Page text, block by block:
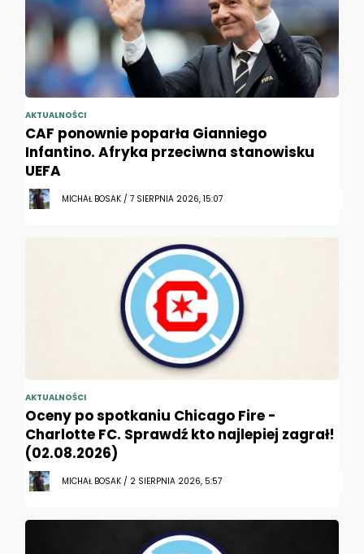
AKTUALNOŚCI
CAF ponownie poparła Gianniego
Infantino. Afryka przeciwna stanowisku
UEFA
MICHAŁ BOSAK / 7 SIERPNIA 2026, 15:07
AKTUALNOŚCI
Oceny po spotkaniu Chicago Fire -
Charlotte FC. Sprawdź kto najlepiej zagrał!
(02.08.2026)
MICHAŁ BOSAK / 2 SIERPNIA 2026, 5:57